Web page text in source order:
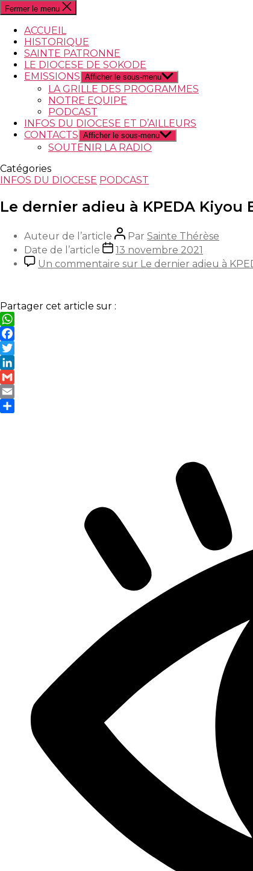
Fermer le menu
ACCUEIL
HISTORIQUE
SAINTE PATRONNE
LE DIOCESE DE SOKODE
EMISSIONS Afficher le sous-menu
LA GRILLE DES PROGRAMMES
NOTRE EQUIPE
PODCAST
INFOS DU DIOCESE ET D’AILLEURS
CONTACTS Afficher le sous-menu
SOUTENIR LA RADIO
Catégories
INFOS DU DIOCESE PODCAST
Le dernier adieu à KPEDA Kiyou
Auteur de l’article Par Sainte Thérèse
Date de l’article
13 novembre 2021
Un commentaire sur Le dernier adieu à
Partager cet article sur :
WhatsApp
Facebook
Twitter
LinkedIn
Gmail
Email